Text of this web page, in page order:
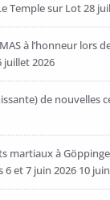
Temple sur Lot28
à l’honneur lors
juillet 2026
de nouvelles
martiaux à
6 et 7 juin 2026 10